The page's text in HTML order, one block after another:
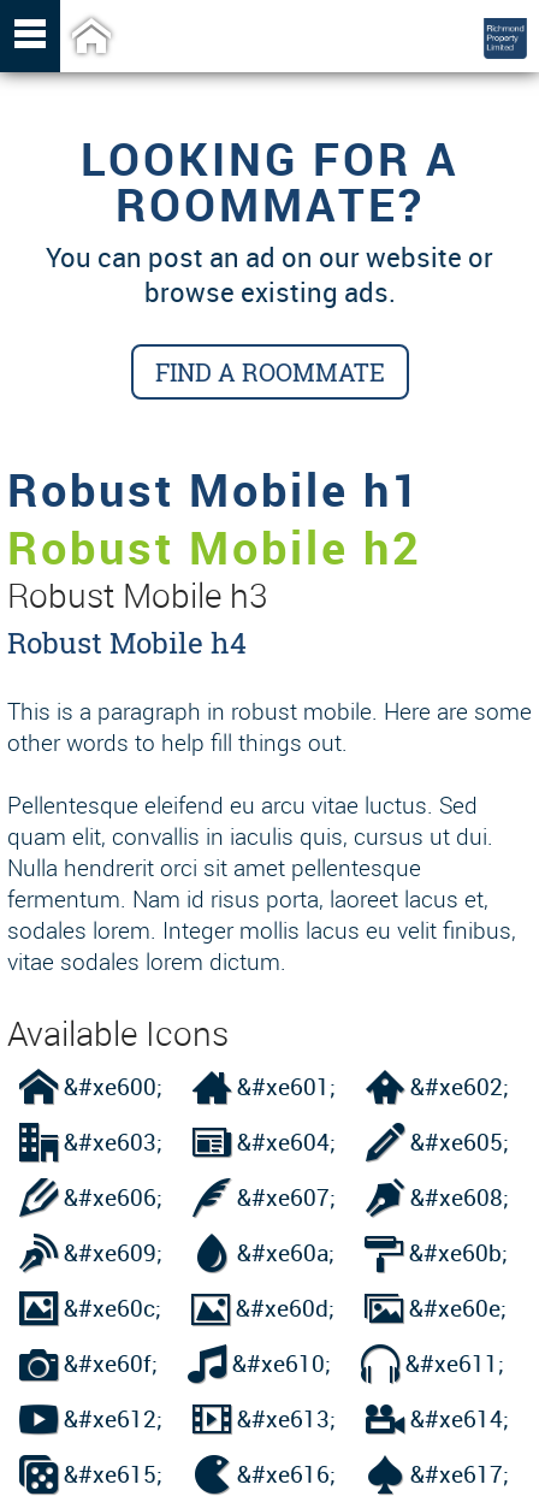

LOOKING FOR A
ROOMMATE?
You can post an ad on our website or
browse existing ads.
FIND A ROOMMATE
Robust Mobile h1
Robust Mobile h2
Robust Mobile h3
Robust Mobile h4
This is a paragraph in robust mobile. Here are some
other words to help fill things out.
Pellentesque eleifend eu arcu vitae luctus. Sed
quam elit, convallis in iaculis quis, cursus ut dui.
Nulla hendrerit orci sit amet pellentesque
fermentum. Nam id risus porta, laoreet lacus et,
sodales lorem. Integer mollis lacus eu velit finibus,
vitae sodales lorem dictum.
Available Icons
&#xe600; &#xe601; &#xe602;
&#xe603; &#xe604; &#xe605;
&#xe606;  &#xe607; &#xe608;
&#xe609;  &#xe60a; &#xe60b;
 &#xe60c;  &#xe60d; &#xe60e;
&#xe60f; &#xe610; &#xe611;
&#xe612;  &#xe613; &#xe614;
&#xe615;  &#xe616;  &#xe617;